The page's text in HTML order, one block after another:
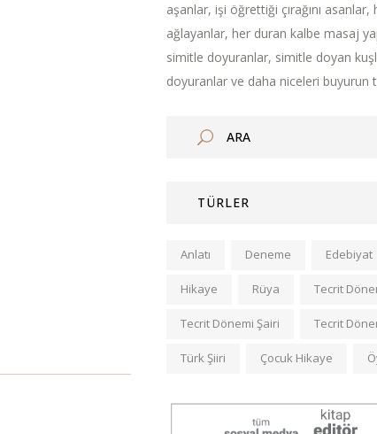
aşanlar, işi öğrettiği çırağını
ağlayanlar, her duran kalbe masaj
simitle doyuranlar, simitle doyan
doyuranlar ve daha niceleri
TÜRLER
Anlatı Deneme Edebiyat
Hikaye Rüya Tecrit
Tecrit Dönemi Şairi Tecrit
Türk Şiiri Çocuk Hikaye